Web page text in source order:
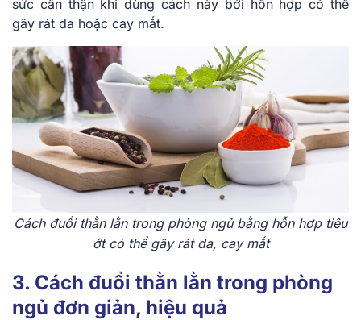
sức cẩn thận khi dùng cách này bởi hỗn hợp có thể
gây rát da hoặc cay mắt.
Cách đuổi thằn lằn trong phòng ngủ bằng hỗn hợp tiêu
ớt có thể gây rát da, cay mắt
3. Cách đuổi thằn lằn trong phòng
ngủ đơn giản, hiệu quả